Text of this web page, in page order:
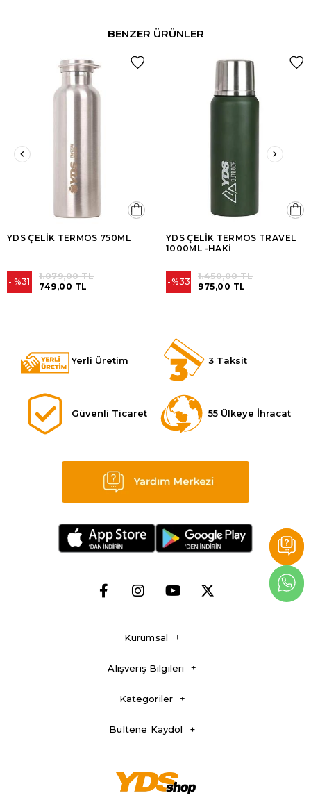
BENZER ÜRÜNLER
YDS ÇELİK TERMOS 750ML
%31 749,00 TL
1.079,00 TL
YDS ÇELİK TERMOS TRAVEL
1000ML -HAKİ
%33 975,00 TL
1.450,00 TL
Yerli Üretim 3 Taksit
Güvenli Ticaret 55 Ülkeye İhracat
Kurumsal
Alışveriş Bilgileri
Kategoriler
Bültene Kaydol